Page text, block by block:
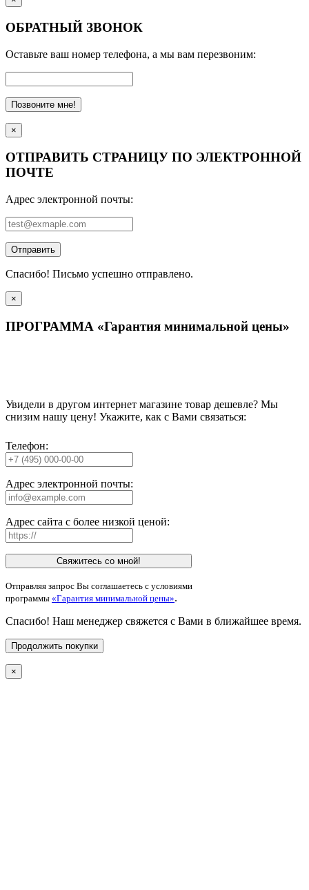
ОБРАТНЫЙ ЗВОНОК
Оставьте ваш номер телефона, а мы вам перезвоним:
Позвоните мне!
×
ОТПРАВИТЬ СТРАНИЦУ ПО ЭЛЕКТРОННОЙ
ПОЧТЕ
Адрес электронной почты:
Отправить
Спасибо! Письмо успешно отправлено.
×
ПРОГРАММА «Гарантия минимальной цены»
Увидели в другом интернет магазине товар дешевле? Мы
снизим нашу цену! Укажите, как с Вами связаться:
Телефон:
Адрес электронной почты:
Адрес сайта с более низкой ценой:
Свяжитесь со мной!
Отправляя запрос Вы соглашаетесь с условиями
программы «Гарантия минимальной цены».
Спасибо! Наш менеджер свяжется с Вами в ближайшее время.
Продолжить покупки
×